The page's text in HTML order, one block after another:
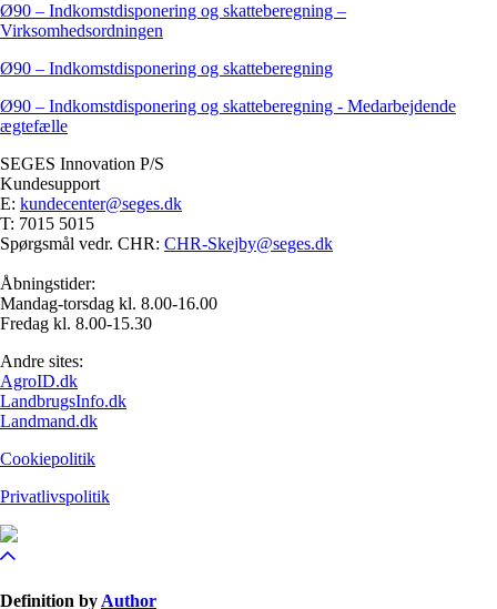
Ø90 – Indkomstdisponering og skatteberegning –
Virksomhedsordningen
Ø90 – Indkomstdisponering og skatteberegning
Ø90 – Indkomstdisponering og skatteberegning - Medarbejdende
ægtefælle
SEGES Innovation P/S
Kundesupport
E: kundecenter@seges.dk
T: 7015 5015
Spørgsmål vedr. CHR: CHR-Skejby@seges.dk
Åbningstider:
Mandag-torsdag kl. 8.00-16.00
Fredag kl. 8.00-15.30
Andre sites:
AgroID.dk
LandbrugsInfo.dk
Landmand.dk
Cookiepolitik
Privatlivspolitik
Definition by Author